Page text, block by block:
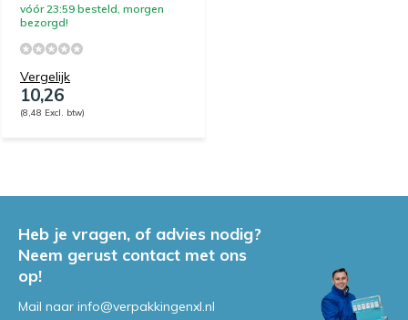
vóór 23:59 besteld, morgen
bezorgd!
Vergelijk
10,26
(8,48 Excl. btw)
Heb je vragen, of advies nodig?
Neem gerust contact met ons
op!
Mail naar info@verpakkingenxl.nl